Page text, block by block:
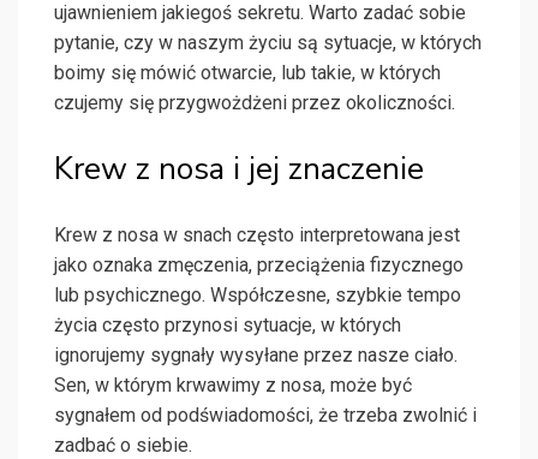
ujawnieniem jakiegoś sekretu. Warto zadać sobie
pytanie, czy w naszym życiu są sytuacje, w których
boimy się mówić otwarcie, lub takie, w których
czujemy się przygwożdżeni przez okoliczności.
Krew z nosa i jej znaczenie
Krew z nosa w snach często interpretowana jest
jako oznaka zmęczenia, przeciążenia fizycznego
lub psychicznego. Współczesne, szybkie tempo
życia często przynosi sytuacje, w których
ignorujemy sygnały wysyłane przez nasze ciało.
Sen, w którym krwawimy z nosa, może być
sygnałem od podświadomości, że trzeba zwolnić i
zadbać o siebie.